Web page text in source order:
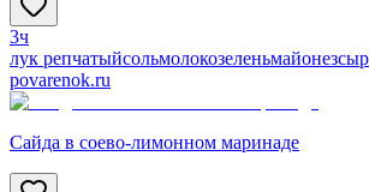
3ч
лук репчатыйсольмолокозеленьмайонез
povarenok.ru
Сайда в соево-лимонном маринаде